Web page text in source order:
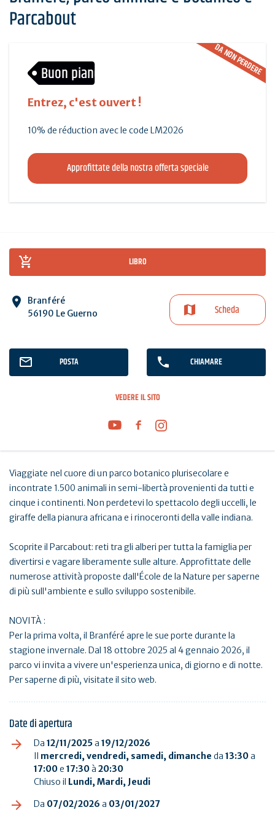
Parcabout
DA NON PERDERE
Buon piano
Entrez, c'est ouvert !
10% de réduction avec le code LM2026
Approfittate della nostra offerta speciale
LIBRO
Branféré
56190 Le Guerno
Scheda
POSTA CHIAMARE
VEDERE IL SITO
Viaggiate nel cuore di un parco botanico plurisecolare e
incontrate 1.500 animali in semi-libertà provenienti da tutti e
cinque i continenti. Non perdetevi lo spettacolo degli uccelli, le
giraffe della pianura africana e i rinoceronti della valle indiana.
Scoprite il Parcabout: reti tra gli alberi per tutta la famiglia per
divertirsi e vagare liberamente sulle alture. Approfittate delle
numerose attività proposte dall'École de la Nature per saperne
di più sull'ambiente e sullo sviluppo sostenibile.
NOVITÀ :
Per la prima volta, il Branféré apre le sue porte durante la
stagione invernale. Dal 18 ottobre 2025 al 4 gennaio 2026, il
parco vi invita a vivere un'esperienza unica, di giorno e di notte.
Per saperne di più, visitate il sito web.
Date di apertura
Da 12/11/2025a 19/12/2026
Il mercredi, vendredi, samedi, dimanche da 13:30a
17:00e 17:30à 20:30
Chiuso il Lundi, Mardi, Jeudi
Da 07/02/2026 a 03/01/2027